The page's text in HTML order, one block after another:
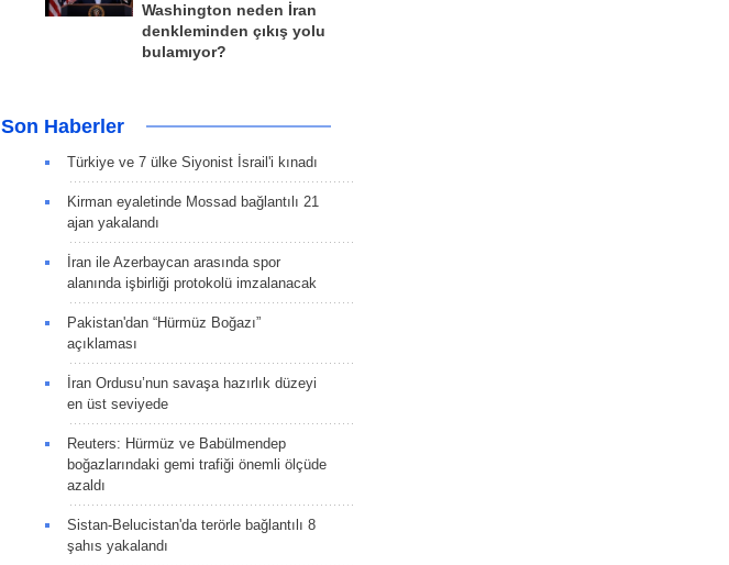
Washington neden İran
denkleminden çıkış yolu
bulamıyor?
Son Haberler
Türkiye ve 7 ülke Siyonist İsrail'i kınadı
Kirman eyaletinde Mossad bağlantılı 21
ajan yakalandı
İran ile Azerbaycan arasında spor
alanında işbirliği protokolü imzalanacak
Pakistan'dan “Hürmüz Boğazı”
açıklaması
İran Ordusu’nun savaşa hazırlık düzeyi
en üst seviyede
Reuters: Hürmüz ve Babülmendep
boğazlarındaki gemi trafiği önemli ölçüde
azaldı
Sistan-Belucistan'da terörle bağlantılı 8
şahıs yakalandı